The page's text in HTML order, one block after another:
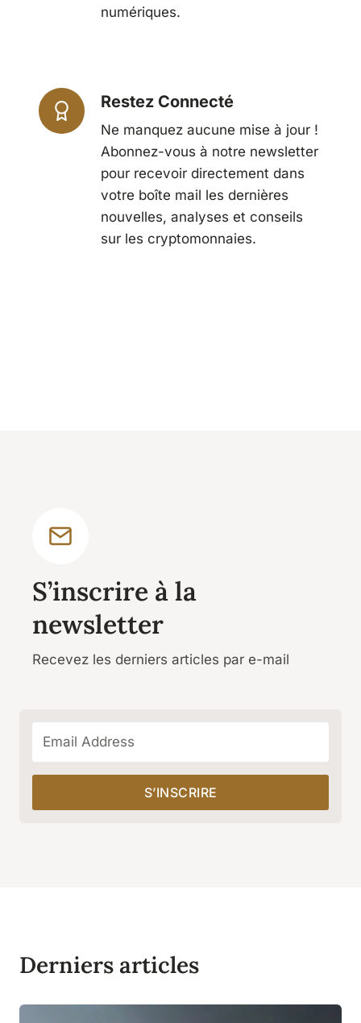
numériques.
Restez Connecté
Ne manquez aucune mise à jour !
Abonnez-vous à notre newsletter
pour recevoir directement dans
votre boîte mail les dernières
nouvelles, analyses et conseils
sur les cryptomonnaies.
S’inscrire à la
newsletter
Recevez les derniers articles par e-mail
S’INSCRIRE
Derniers articles